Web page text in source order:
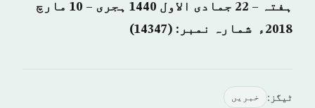
ہفتہ – 22 جمادی الاول 1440 ہجری – 10 مارچ
2018ء شمارہ نمبر: (14347)
ٹیگز: خبريں